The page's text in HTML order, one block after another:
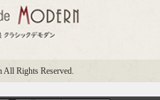
All Rights Reserved.